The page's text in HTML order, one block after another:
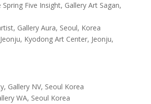
Five Insight, Gallery Art Sagan,
Gallery Aura, Seoul, Korea
Kyodong Art Center, Jeonju,
Gallery NV, Seoul Korea
WA, Seoul Korea